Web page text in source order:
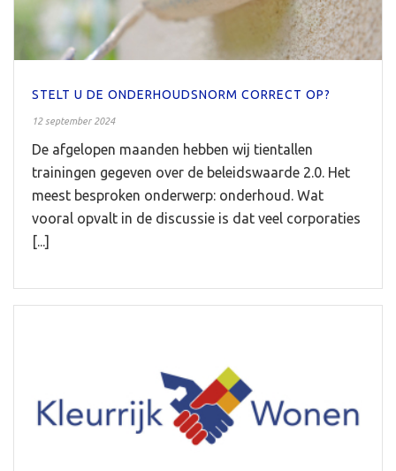
STELT U DE ONDERHOUDSNORM CORRECT OP?
12 september 2024
De afgelopen maanden hebben wij tientallen
trainingen gegeven over de beleidswaarde 2.0. Het
meest besproken onderwerp: onderhoud. Wat
vooral opvalt in de discussie is dat veel corporaties
[...]